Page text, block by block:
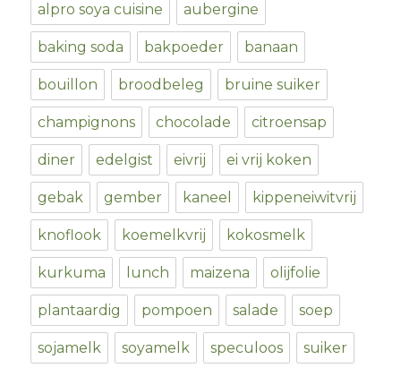
alpro soya cuisine aubergine
baking soda bakpoeder banaan
bouillon broodbeleg bruine suiker
champignons chocolade citroensap
diner edelgist eivrij ei vrij koken
gebak gember kaneel kippeneiwitvrij
knoflook koemelkvrij kokosmelk
kurkuma lunch maizena olijfolie
plantaardig pompoen salade soep
sojamelk soyamelk speculoos suiker